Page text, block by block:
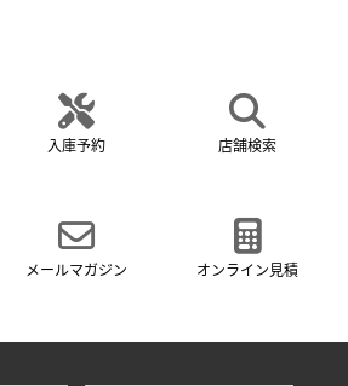
入庫予約 店舗検索
メールマガジン オンライン見積